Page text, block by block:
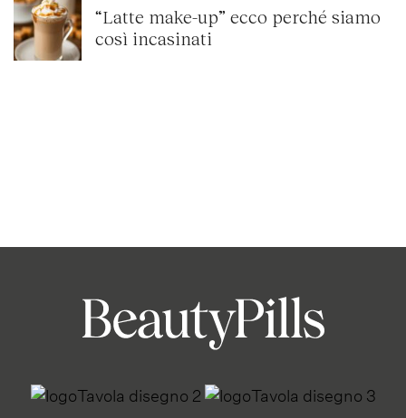
“Latte make-up” ecco perché siamo
così incasinati